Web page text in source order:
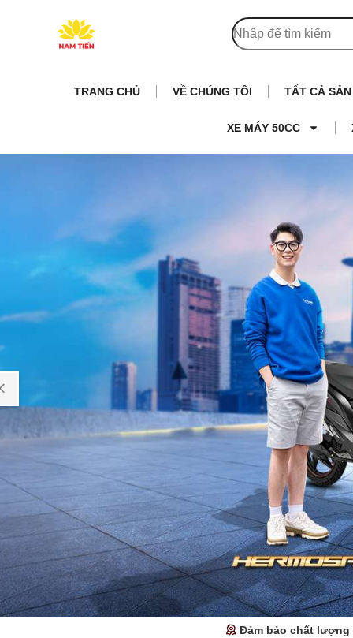
TRANG CHỦ VỀ CHÚNG TÔI TẤT CẢ
XE MÁY 50CC
Đảm bảo chất lượng